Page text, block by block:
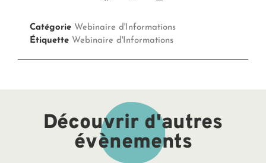
Catégorie Webinaire d'Informations
Étiquette Webinaire d'Informations
Découvrir d'autres
évènements